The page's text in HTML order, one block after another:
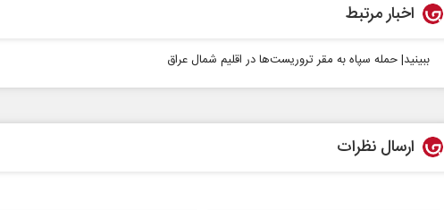
اخبار مرتبط
ببینید| حمله سپاه به مقر تروریست‌ها در اقلیم شمال عراق
ارسال نظرات